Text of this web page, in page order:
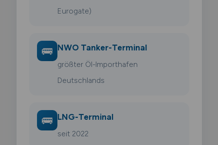
Eurogate)
🚌 NWO Tanker-Terminal
größter Öl-Importhafen
Deutschlands
🚌 LNG-Terminal
seit 2022